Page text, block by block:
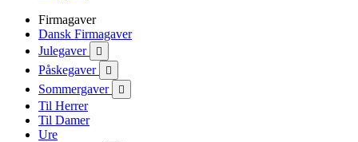
Firmagaver
Dansk Firmagaver
Julegaver

Påskegaver 
Sommergaver 
Til Herrer
Til Damer
Ure